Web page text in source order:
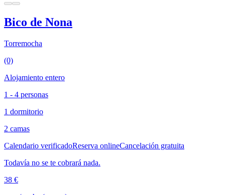
Bico de Nona
Torremocha
(0)
Alojamiento entero
1 - 4 personas
1 dormitorio
2 camas
Calendario verificadoReserva onlineCancelación gratuita
Todavía no se te cobrará nada.
38 €